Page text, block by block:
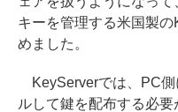
キーを管理する米国製
めました。
KeyServerでは、PC側
ルして鍵を配布する必